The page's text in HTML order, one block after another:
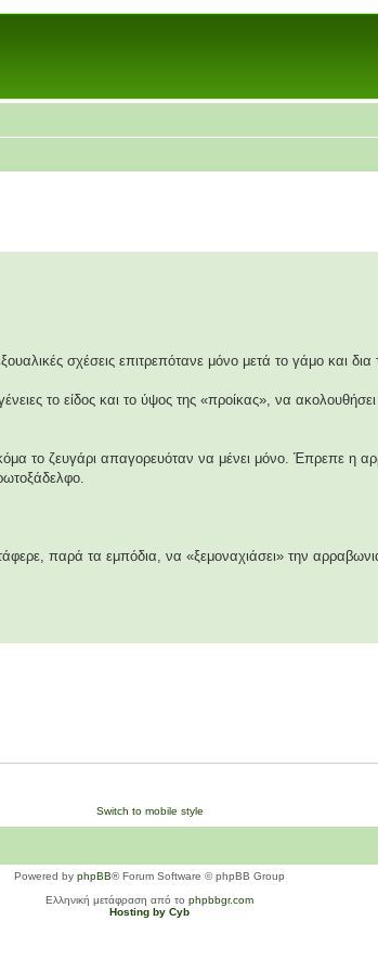
σχέσεις επιτρεπότανε μόνο μετά το γάμο και δια
το είδος και το ύψος της «προίκας», να
το ζευγάρι απαγορευόταν να μένει μόνο. Έπρεπε η
παρά τα εμπόδια, να «ξεμοναχιάσει» την
Switch to mobile style
Powered by phpBB® Forum Software © phpBB Group
Ελληνική μετάφραση από το phpbbgr.com
Hosting by Cyb